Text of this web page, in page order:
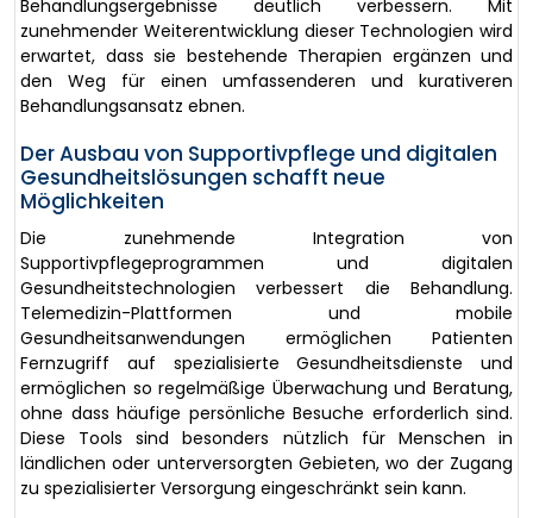
Behandlungsergebnisse deutlich verbessern. Mit
zunehmender Weiterentwicklung dieser Technologien wird
erwartet, dass sie bestehende Therapien ergänzen und
den Weg für einen umfassenderen und kurativeren
Behandlungsansatz ebnen.
Der Ausbau von Supportivpflege und digitalen
Gesundheitslösungen schafft neue
Möglichkeiten
Die zunehmende Integration von
Supportivpflegeprogrammen und digitalen
Gesundheitstechnologien verbessert die Behandlung.
Telemedizin-Plattformen und mobile
Gesundheitsanwendungen ermöglichen Patienten
Fernzugriff auf spezialisierte Gesundheitsdienste und
ermöglichen so regelmäßige Überwachung und Beratung,
ohne dass häufige persönliche Besuche erforderlich sind.
Diese Tools sind besonders nützlich für Menschen in
ländlichen oder unterversorgten Gebieten, wo der Zugang
zu spezialisierter Versorgung eingeschränkt sein kann.